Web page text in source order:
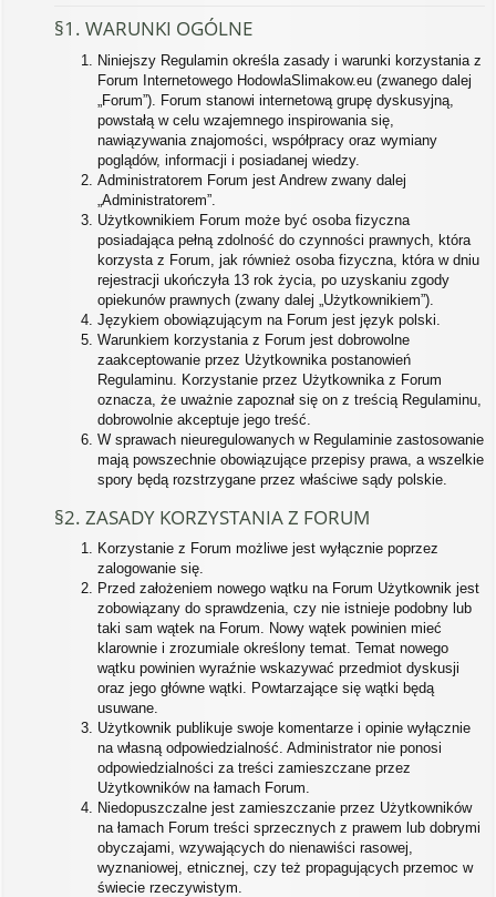
§1. WARUNKI OGÓLNE
Niniejszy Regulamin określa zasady i warunki korzystania z
Forum Internetowego HodowlaSlimakow.eu (zwanego dalej
„Forum”). Forum stanowi internetową grupę dyskusyjną,
powstałą w celu wzajemnego inspirowania się,
nawiązywania znajomości, współpracy oraz wymiany
poglądów, informacji i posiadanej wiedzy.
Administratorem Forum jest Andrew zwany dalej
„Administratorem”.
Użytkownikiem Forum może być osoba fizyczna
posiadająca pełną zdolność do czynności prawnych, która
korzysta z Forum, jak również osoba fizyczna, która w dniu
rejestracji ukończyła 13 rok życia, po uzyskaniu zgody
opiekunów prawnych (zwany dalej „Użytkownikiem”).
Językiem obowiązującym na Forum jest język polski.
Warunkiem korzystania z Forum jest dobrowolne
zaakceptowanie przez Użytkownika postanowień
Regulaminu. Korzystanie przez Użytkownika z Forum
oznacza, że uważnie zapoznał się on z treścią Regulaminu,
dobrowolnie akceptuje jego treść.
W sprawach nieuregulowanych w Regulaminie zastosowanie
mają powszechnie obowiązujące przepisy prawa, a wszelkie
spory będą rozstrzygane przez właściwe sądy polskie.
§2. ZASADY KORZYSTANIA Z FORUM
Korzystanie z Forum możliwe jest wyłącznie poprzez
zalogowanie się.
Przed założeniem nowego wątku na Forum Użytkownik jest
zobowiązany do sprawdzenia, czy nie istnieje podobny lub
taki sam wątek na Forum. Nowy wątek powinien mieć
klarownie i zrozumiale określony temat. Temat nowego
wątku powinien wyraźnie wskazywać przedmiot dyskusji
oraz jego główne wątki. Powtarzające się wątki będą
usuwane.
Użytkownik publikuje swoje komentarze i opinie wyłącznie
na własną odpowiedzialność. Administrator nie ponosi
odpowiedzialności za treści zamieszczane przez
Użytkowników na łamach Forum.
Niedopuszczalne jest zamieszczanie przez Użytkowników
na łamach Forum treści sprzecznych z prawem lub dobrymi
obyczajami, wzywających do nienawiści rasowej,
wyznaniowej, etnicznej, czy też propagujących przemoc w
świecie rzeczywistym.